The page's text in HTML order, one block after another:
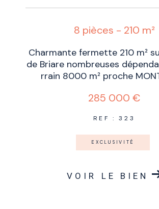
8 pièces - 210 m²
Charmante fermette 210 m²
de Briare nombreuses
rrain 8000 m² proche
285 000 €
REF : 323
EXCLUSIVITÉ
VOIR LE BIEN